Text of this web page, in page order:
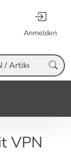
Anmelden
VPN